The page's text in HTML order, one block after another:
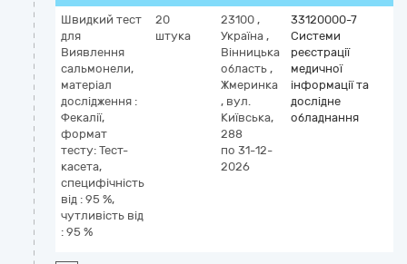
Швидкий тест
для
Виявлення
сальмонели,
матеріал
дослідження :
Фекалії,
формат
тесту: Тест-
касета,
специфічність
від : 95 %,
чутливість від
: 95 %
20
штука
23100 ,
Україна ,
Вінницька
область ,
Жмеринка
, вул.
Київська,
288
по 31-12-
2026
33120000-7
Системи
реєстрації
медичної
інформації та
дослідне
обладнання